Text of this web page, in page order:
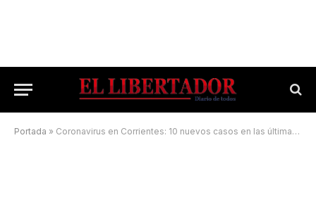
Portada » Coronavirus en Corrientes: 10 nuevos casos en las últimas 24 horas